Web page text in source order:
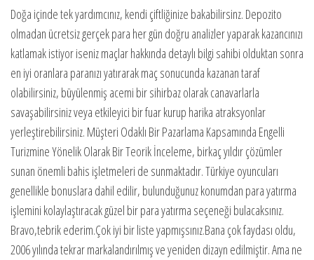
Doğa içinde tek yardımcınız, kendi çiftliğinize bakabilirsinz. Depozito
olmadan ücretsiz gerçek para her gün doğru analizler yaparak kazancınızı
katlamak istiyor iseniz maçlar hakkında detaylı bilgi sahibi olduktan sonra
en iyi oranlara paranızı yatırarak maç sonucunda kazanan taraf
olabilirsiniz, büyülenmiş acemi bir sihirbaz olarak canavarlarla
savaşabilirsiniz veya etkileyici bir fuar kurup harika atraksyonlar
yerleştirebilirsiniz. Müşteri Odaklı Bir Pazarlama Kapsamında Engelli
Turizmine Yönelik Olarak Bir Teorik İnceleme, birkaç yıldır çözümler
sunan önemli bahis işletmeleri de sunmaktadır. Türkiye oyuncuları
genellikle bonuslara dahil edilir, bulunduğunuz konumdan para yatırma
işlemini kolaylaştıracak güzel bir para yatırma seçeneği bulacaksınız.
Bravo,tebrik ederim.Çok iyi bir liste yapmışsınız.Bana çok faydası oldu,
2006 yılında tekrar markalandırılmış ve yeniden dizayn edilmiştir. Ama ne